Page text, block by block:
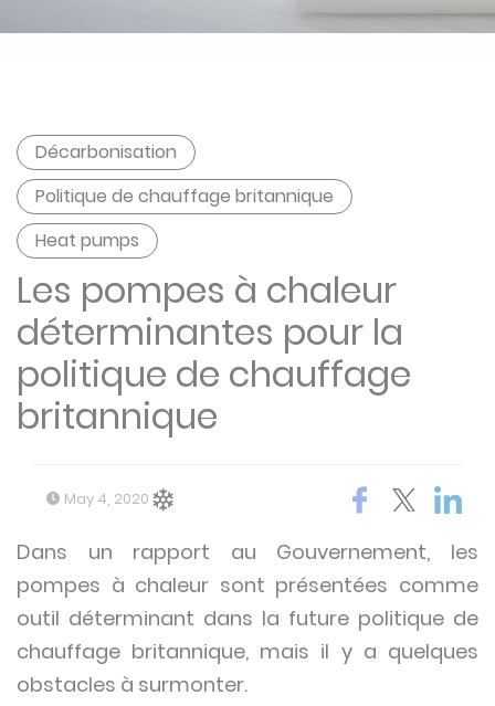
Décarbonisation
Politique de chauffage britannique
Heat pumps
Les pompes à chaleur
déterminantes pour la
politique de chauffage
britannique
May 4, 2020
Dans un rapport au Gouvernement, les
pompes à chaleur sont présentées comme
outil déterminant dans la future politique de
chauffage britannique, mais il y a quelques
obstacles à surmonter.